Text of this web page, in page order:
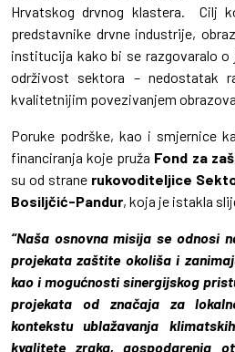
Hrvatskog drvnog klastera. Cilj
predstavnike drvne industrije,
institucija kako bi se razgovaralo
održivost sektora – nedostatak
kvalitetnijim povezivanjem
Poruke podrške, kao i smjernice
financiranja koje pruža Fond za
su od strane rukovoditeljice
Bosiljčić-Pandur, koja je istakla
“Naša osnovna misija se odnosi
projekata zaštite okoliša i
kao i mogućnosti sinergijskog
projekata od značaja za
kontekstu ublažavanja
kvalitete zraka, gospodarenja